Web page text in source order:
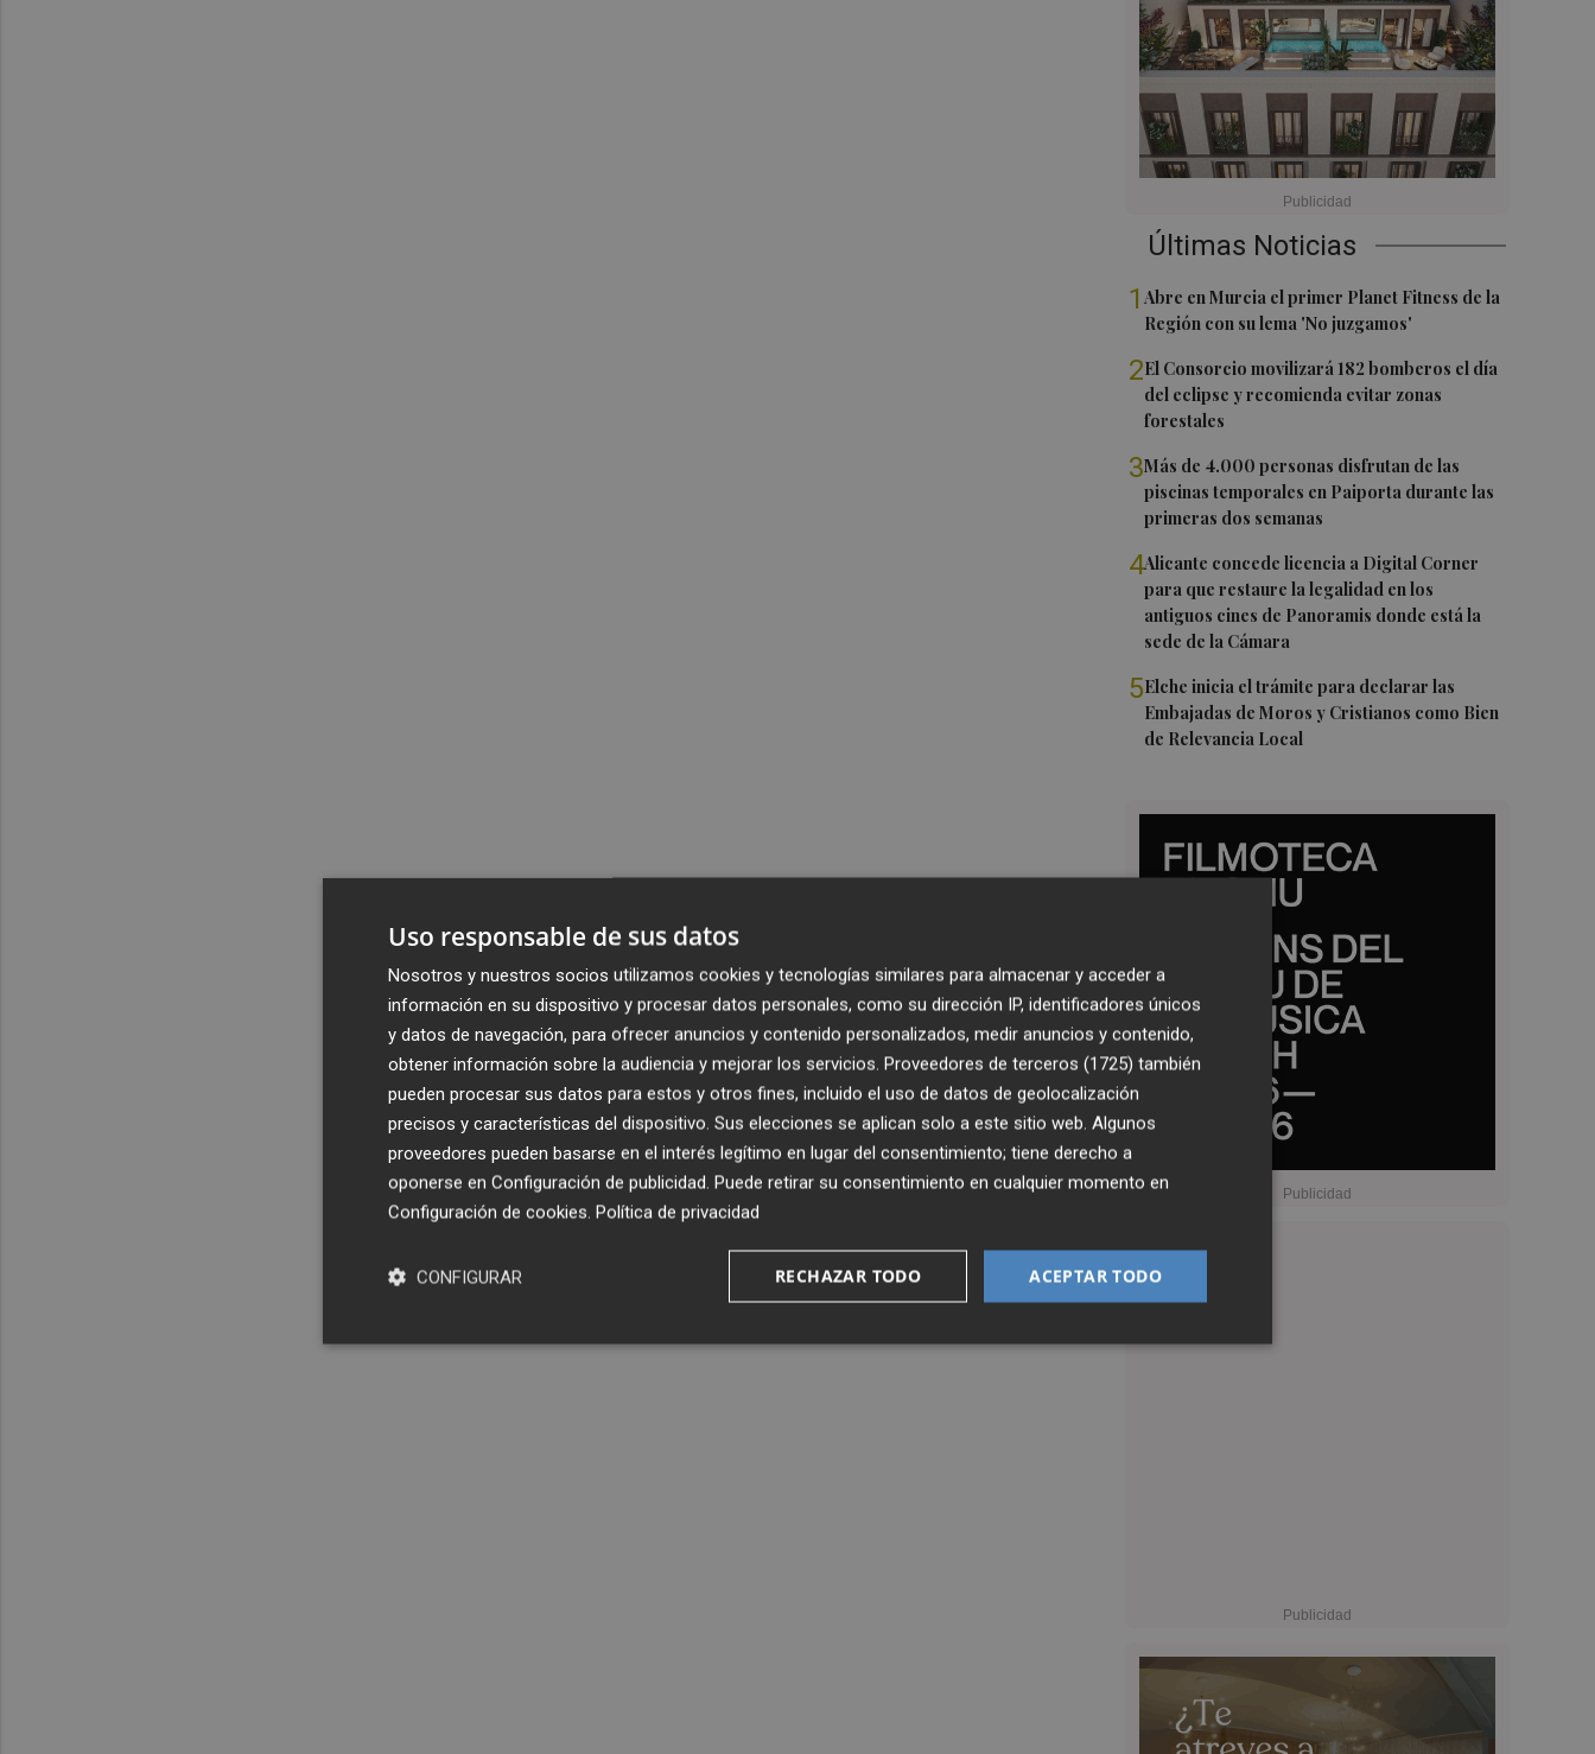
Últimas Noticias
1Abre en Murcia el primer Planet Fitness de la
Región con su lema 'No juzgamos'
2El Consorcio movilizará 182 bomberos el día
del eclipse y recomienda evitar zonas
forestales
3Más de 4.000 personas disfrutan de las
piscinas temporales en Paiporta durante las
primeras dos semanas
4Alicante concede licencia a Digital Corner
para que restaure la legalidad en los
antiguos cines de Panoramis donde está la
sede de la Cámara
5Elche inicia el trámite para declarar las
Embajadas de Moros y Cristianos como Bien
de Relevancia Local
Uso responsable de sus datos
Nosotros y nuestros socios utilizamos cookies y tecnologías similares para almacenar y acceder a
información en su dispositivo y procesar datos personales, como su dirección IP, identificadores únicos
y datos de navegación, para ofrecer anuncios y contenido personalizados, medir anuncios y contenido,
obtener información sobre la audiencia y mejorar los servicios. Proveedores de terceros (1725) también
pueden procesar sus datos para estos y otros fines, incluido el uso de datos de geolocalización
precisos y características del dispositivo. Sus elecciones se aplican solo a este sitio web. Algunos
proveedores pueden basarse en el interés legítimo en lugar del consentimiento; tiene derecho a
oponerse en Configuración de publicidad. Puede retirar su consentimiento en cualquier momento en
Configuración de cookies. Política de privacidad
ACEPTAR TODO
RECHAZAR TODO
CONFIGURAR